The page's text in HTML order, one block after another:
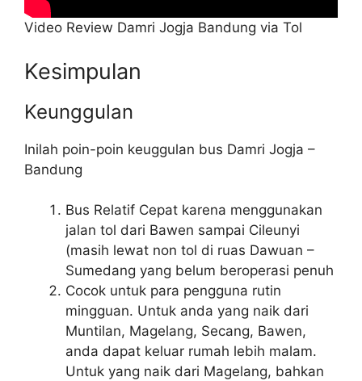
Video Review Damri Jogja Bandung via Tol
Kesimpulan
Keunggulan
Inilah poin-poin keuggulan bus Damri Jogja –
Bandung
Bus Relatif Cepat karena menggunakan
jalan tol dari Bawen sampai Cileunyi
(masih lewat non tol di ruas Dawuan –
Sumedang yang belum beroperasi penuh
Cocok untuk para pengguna rutin
mingguan. Untuk anda yang naik dari
Muntilan, Magelang, Secang, Bawen,
anda dapat keluar rumah lebih malam.
Untuk yang naik dari Magelang, bahkan